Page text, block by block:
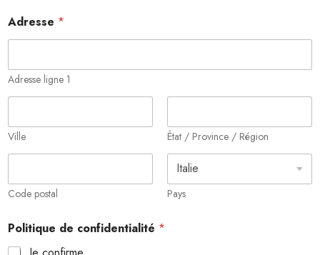
Adresse *
Adresse ligne 1
Ville État / Province / Région
Code postal Pays
o
t
Politique de confidentialité *